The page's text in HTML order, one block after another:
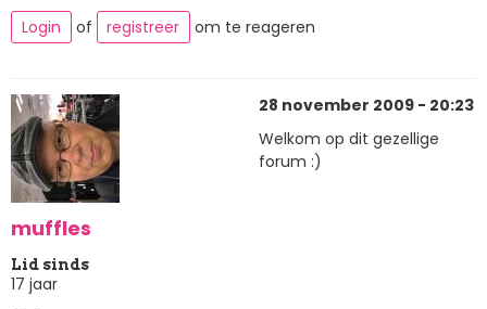
Login
of registreer om te reageren
muffles
Lid sinds
17 jaar
28 november 2009 - 20:23
Welkom op dit gezellige
forum :)